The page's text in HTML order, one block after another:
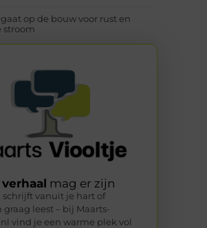
op de bouw voor rust en
stroom
mag er zijn
schrijft vanuit je hart of
graag leest – bij Maarts-
vind je een warme plek vol